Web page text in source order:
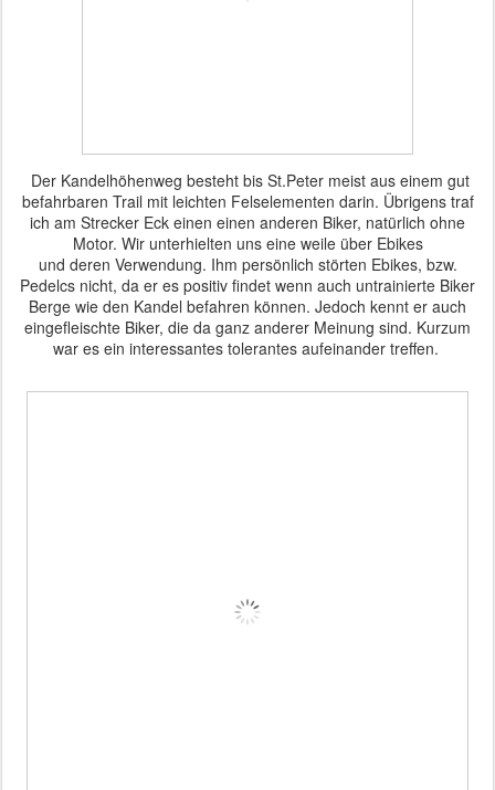
Der Kandelhöhenweg besteht bis St.Peter meist aus einem gut
befahrbaren Trail mit leichten Felselementen darin. Übrigens traf
ich am Strecker Eck einen einen anderen Biker, natürlich ohne
Motor. Wir unterhielten uns eine weile über Ebikes
und deren Verwendung. Ihm persönlich störten Ebikes, bzw.
Pedelcs nicht, da er es positiv findet wenn auch untrainierte Biker
Berge wie den Kandel befahren können. Jedoch kennt er auch
eingefleischte Biker, die da ganz anderer Meinung sind. Kurzum
war es ein interessantes tolerantes aufeinander treffen.